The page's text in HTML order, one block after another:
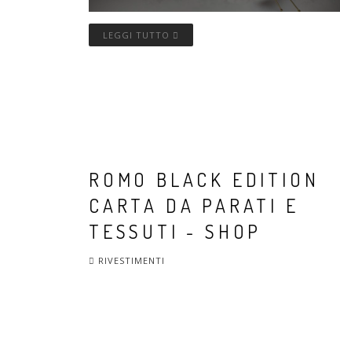
LEGGI TUTTO
ROMO BLACK EDITION
CARTA DA PARATI E
TESSUTI - SHOP
RIVESTIMENTI